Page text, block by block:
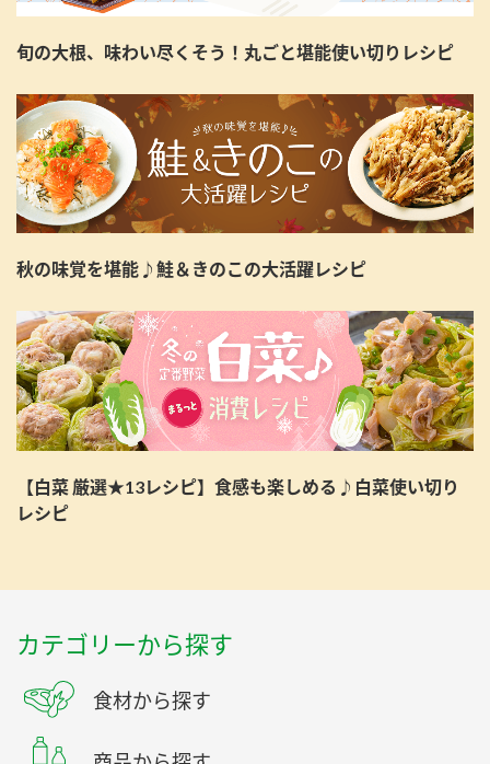
旬の大根、味わい尽くそう！丸ごと堪能使い切りレシピ
秋の味覚を堪能♪鮭＆きのこの大活躍レシピ
【白菜 厳選★13レシピ】食感も楽しめる♪白菜使い切り
レシピ
カテゴリーから探す
食材から探す